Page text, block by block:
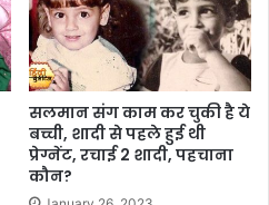
सलमान संग काम कर चुकी है ये
बच्ची, शादी से पहले हुई थी
प्रेग्नेंट, रचाई 2 शादी, पहचाना
कौन?